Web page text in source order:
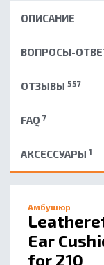
ОПИСАНИЕ
ВОПРОСЫ-
ОТЗЫВЫ 557
FAQ 7
АКСЕССУАРЫ 1
Амбушюр
Ear
for 210